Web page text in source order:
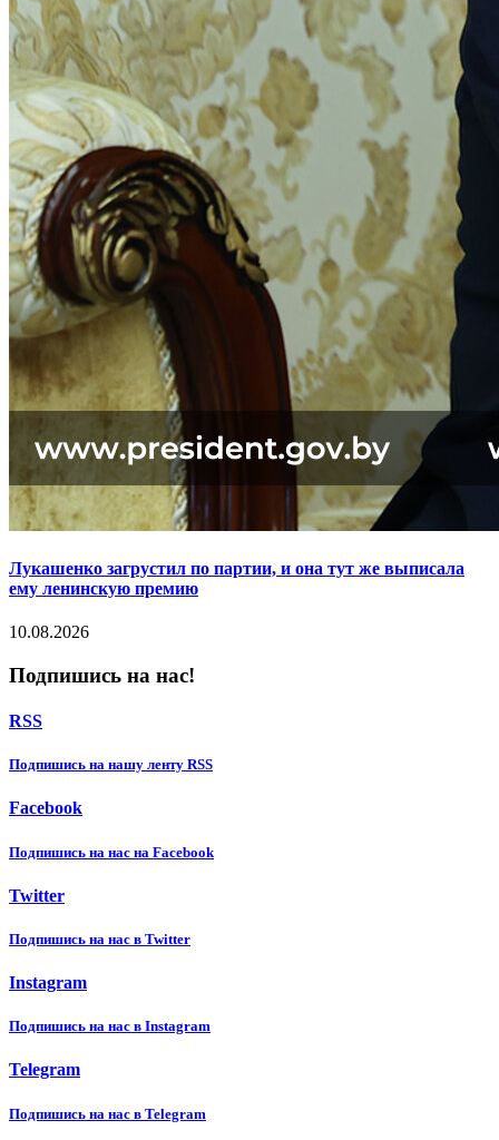
Лукашенко загрустил по партии, и она тут же выписала
ему ленинскую премию
10.08.2026
Подпишись на нас!
RSS
Подпишиcь на нашу ленту RSS
Facebook
Подпишиcь на нас на Facebook
Twitter
Подпишиcь на нас в Twitter
Instagram
Подпишиcь на нас в Instagram
Telegram
Подпишиcь на нас в Telegram